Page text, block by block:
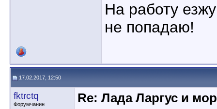
На работу
не попадаю!
17.02.2017, 12:50
fktrctq
Форумчанин
Re: Лада Ларгус и